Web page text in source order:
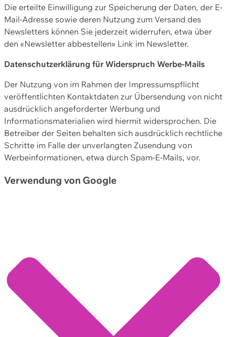
Die erteilte Einwilligung zur Speicherung der Daten, der E-
Mail-Adresse sowie deren Nutzung zum Versand des
Newsletters können Sie jederzeit widerrufen, etwa über
den «Newsletter abbestellen» Link im Newsletter.
Datenschutzerklärung für Widerspruch Werbe-Mails
Der Nutzung von im Rahmen der Impressumspflicht
veröffentlichten Kontaktdaten zur Übersendung von nicht
ausdrücklich angeforderter Werbung und
Informationsmaterialien wird hiermit widersprochen. Die
Betreiber der Seiten behalten sich ausdrücklich rechtliche
Schritte im Falle der unverlangten Zusendung von
Werbeinformationen, etwa durch Spam-E-Mails, vor.
Verwendung von Google